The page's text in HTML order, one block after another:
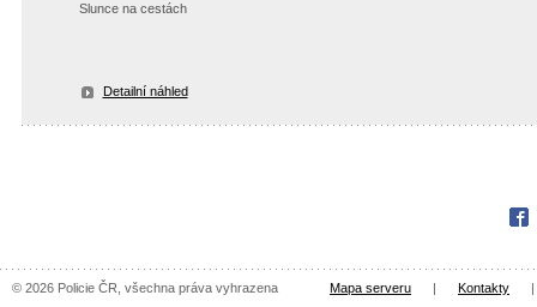
Slunce na cestách
Detailní náhled
© 2026 Policie ČR, všechna práva vyhrazena Mapa serveru | Kontakty |